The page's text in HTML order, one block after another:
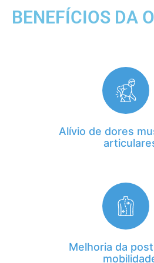
BENEFÍCIOS DA
Alívio de dores
Melhoria da